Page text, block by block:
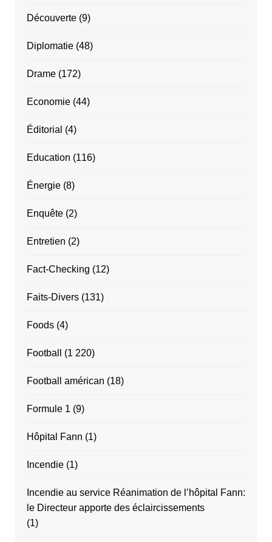
Découverte(9)
Diplomatie(48)
Drame(172)
Economie(44)
Éditorial (4)
Education (116)
Énergie(8)
Enquête(2)
Entretien (2)
Fact-Checking (12)
Faits-Divers(131)
Foods(4)
Football (1 220)
Football américan (18)
Formule 1 (9)
Hôpital Fann (1)
Incendie(1)
Incendie au service Réanimation de l’hôpital Fann:
le Directeur apporte des éclaircissements
(1)